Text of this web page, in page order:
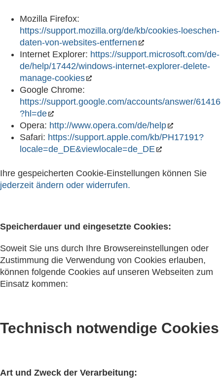
Mozilla Firefox:
https://support.mozilla.org/de/kb/cookies-loeschen-
daten-von-websites-entfernen
Internet Explorer: https://support.microsoft.com/de-
de/help/17442/windows-internet-explorer-delete-
manage-cookies
Google Chrome:
https://support.google.com/accounts/answer/61416
?hl=de
Opera: http://www.opera.com/de/help
Safari: https://support.apple.com/kb/PH17191?
locale=de_DE&viewlocale=de_DE
Ihre gespeicherten Cookie-Einstellungen können Sie
jederzeit ändern oder widerrufen.
Speicherdauer und eingesetzte Cookies:
Soweit Sie uns durch Ihre Browsereinstellungen oder
Zustimmung die Verwendung von Cookies erlauben,
können folgende Cookies auf unseren Webseiten zum
Einsatz kommen:
Technisch notwendige Cookies
Art und Zweck der Verarbeitung: